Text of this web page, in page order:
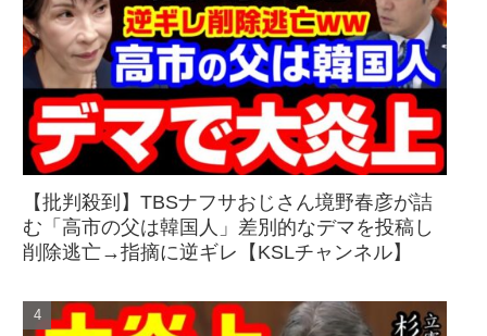
【批判殺到】TBSナフサおじさん境野春彦が詰
む「高市の父は韓国人」差別的なデマを投稿し
削除逃亡→指摘に逆ギレ【KSLチャンネル】